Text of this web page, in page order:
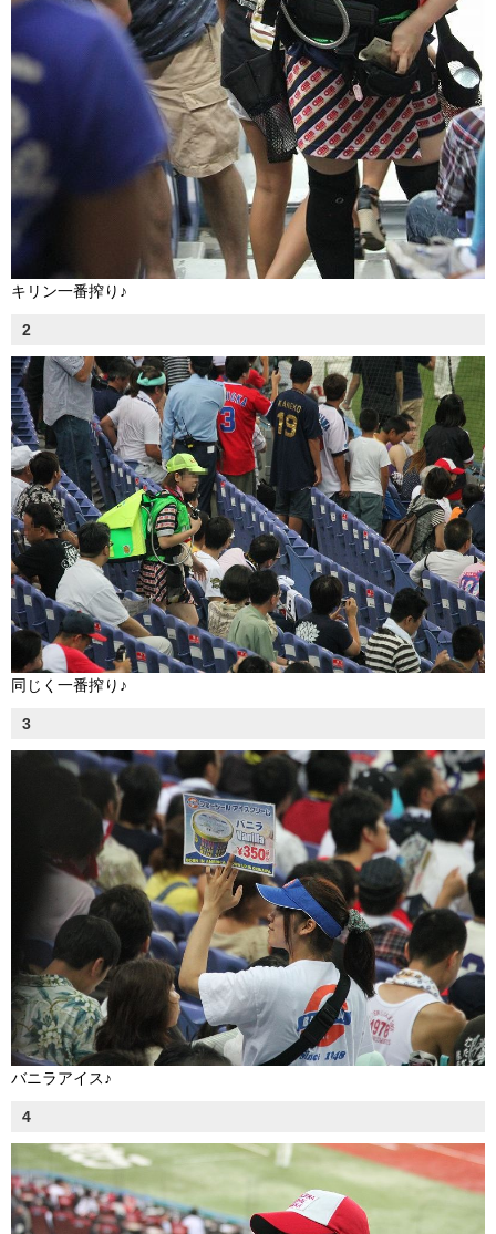
キリン一番搾り♪
2
同じく一番搾り♪
3
バニラアイス♪
4